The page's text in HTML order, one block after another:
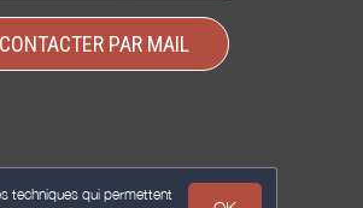
techniques qui permettent
CONTACTER PAR MAIL